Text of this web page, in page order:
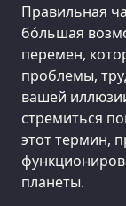
Правильная
бо́льшая
перемен,
проблемы,
вашей
стремиться
этот термин,
планеты.